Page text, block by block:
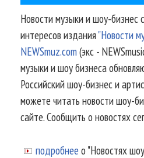
Новости музыки и шоу-бизнес
интересов издания"Новости
NEWSmuz.com(экс -
музыки и шоу бизнеса
Российский шоу-бизнес и
можете читать новости шоу-
сайте. Сообщить о новостях
подробнее о "Новостях